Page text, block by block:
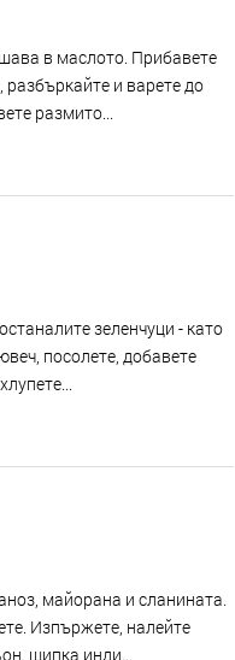
в маслото. Прибавете
и варете до
размито...
зеленчуци - като
посолете, добавете
майорана и сланината.
Изпържете, налейте
щипка инди...